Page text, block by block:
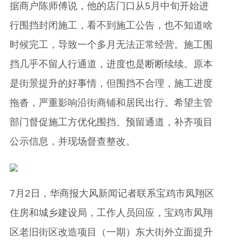
据商户陈师傅说，他的店门口从5月中旬开始进
行围挡封闭施工，看不到施工公告，也不知道啥
时候完工，导致一个多月无法正常经营。施工围
挡几乎不留人行通道，进度也是断断续续。原本
是街景提升的好事情，但围挡不合理，施工进度
拖沓，严重影响沿街商铺和居民出行。希望主管
部门督促施工方优化围挡、预留通道，补齐项目
公示信息，并现场督查整改。
7月2日，华商报大风新闻记者联系宝鸡市凤翔区
住房和城乡建设局，工作人员回应，宝鸡市凤翔
区老旧街区改造项目（一期）东大街外立面提升